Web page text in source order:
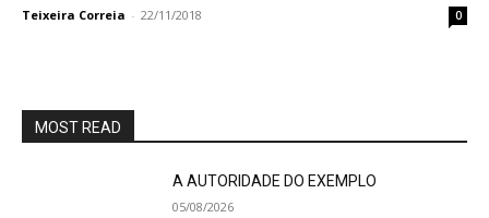
Teixeira Correia - 22/11/2018 0
MOST READ
A AUTORIDADE DO EXEMPLO
05/08/2026